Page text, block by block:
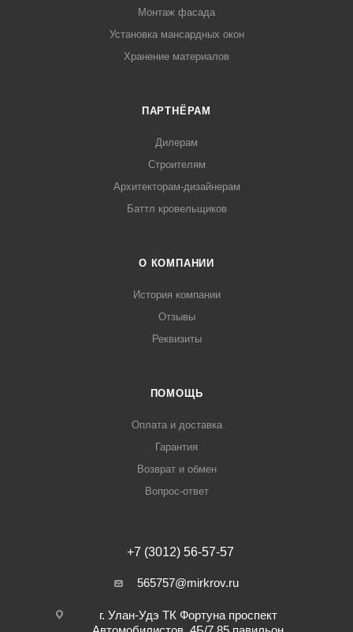
Монтаж фасада
Установка мансардных окон
Хранение материалов
ПАРТНЁРАМ
Дилерам
Строителям
Архитекторам-дизайнерам
Баттл кровельщиков
О КОМПАНИИ
История компании
Отзывы
Реквизиты
ПОМОЩЬ
Оплата и доставка
Гарантия
Возврат и обмен
Вопрос-ответ
+7 (3012) 56-57-57
565757@mirkrov.ru
г. Улан-Удэ ​ТК Фортуна​ проспект